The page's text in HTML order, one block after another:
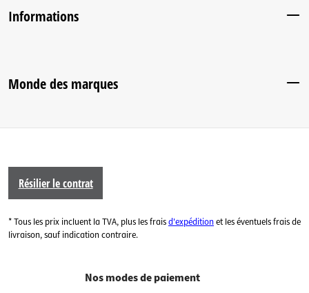
Informations
Monde des marques
Résilier le contrat
* Tous les prix incluent la TVA, plus les fraisd'expéditionet les éventuels frais de
livraison, sauf indication contraire.
Nos modes de paiement